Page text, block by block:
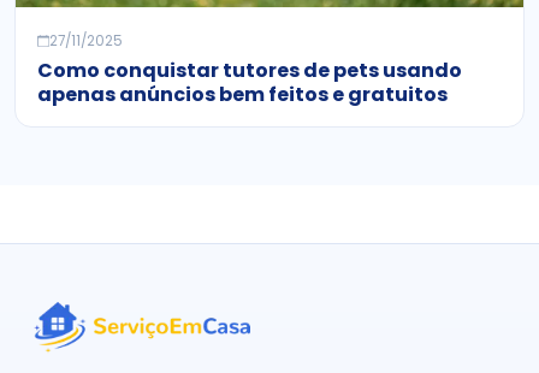
27/11/2025
Como conquistar tutores de pets usando
apenas anúncios bem feitos e gratuitos